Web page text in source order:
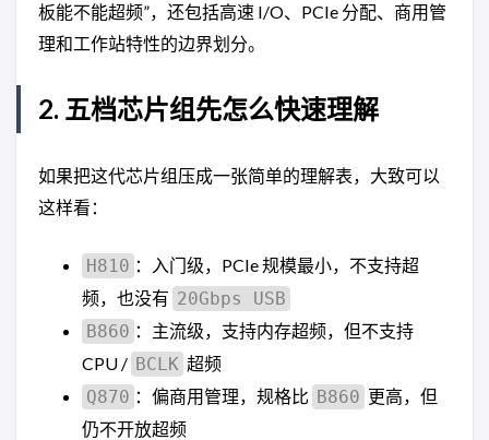
板能不能超频”，还包括高速 I/O、PCIe 分配、商用管
理和工作站特性的边界划分。
2. 五档芯片组先怎么快速理解
如果把这代芯片组压成一张简单的理解表，大致可以
这样看：
H810 ：入门级，PCIe 规模最小，不支持超
频，也没有 20Gbps USB
B860 ：主流级，支持内存超频，但不支持
CPU / BCLK 超频
Q870 ：偏商用管理，规格比 B860 更高，但
仍不开放超频